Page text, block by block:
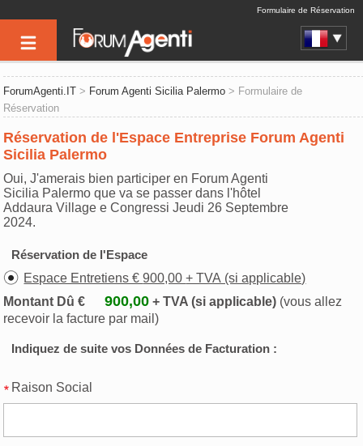
Formulaire de Réservation
ForumAgenti.IT > Forum Agenti Sicilia Palermo > Formulaire de
Réservation
Réservation de l'Espace Entreprise Forum Agenti
Sicilia Palermo
Oui, J'amerais bien participer en Forum Agenti
Sicilia Palermo que va se passer dans l'hôtel
Addaura Village e Congressi Jeudi 26 Septembre
2024.
Réservation de l'Espace
Espace Entretiens € 900,00 + TVA (si applicable)
Montant Dû €
900,00 + TVA (si applicable) (vous allez
recevoir la facture par mail)
Indiquez de suite vos Données de Facturation :
Raison Social